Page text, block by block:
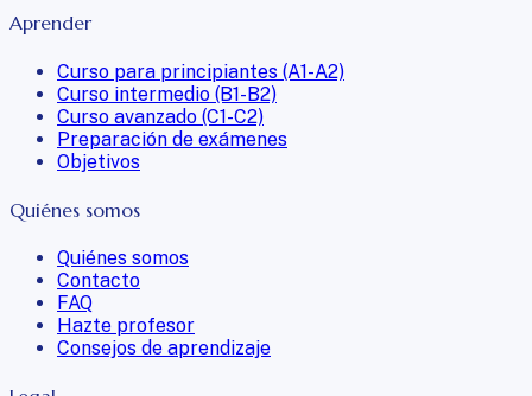
Aprender
Curso para principiantes (A1-A2)
Curso intermedio (B1-B2)
Curso avanzado (C1-C2)
Preparación de exámenes
Objetivos
Quiénes somos
Quiénes somos
Contacto
FAQ
Hazte profesor
Consejos de aprendizaje